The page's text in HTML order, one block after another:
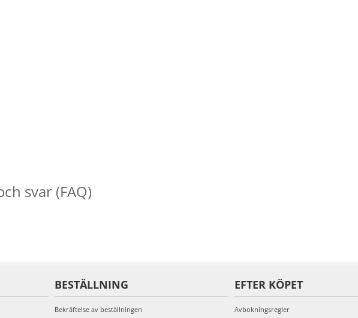
svar (FAQ)
BESTÄLLNING
Bekräftelse av beställningen
EFTER KÖPET
Avbokningsregler